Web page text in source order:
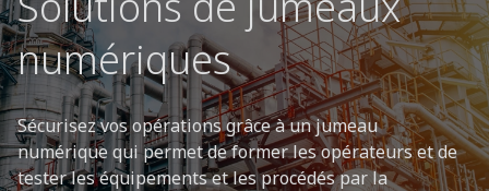
numériques
Sécurisez vos opérations grâce à un jumeau
numérique qui permet de former les opérateurs et de
tester les équipements et les procédés par la